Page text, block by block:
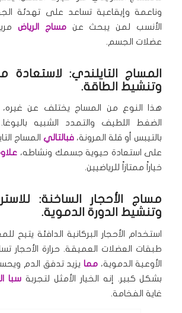
وناعمة وإيقاعية تساعد على تهدئة
الأنسب لمن يبحث عنمساج الرياض
عضلات الجسم.
المساج التايلندي: لاستعادة
وتنشيط الطاقة.
هذا النوع من المساج يختلف عن
الضغط اللطيف والتمدد الشبيه
بالتيبس أو قلة المرونة،فبالتالي المساج
على استعادة حيوية جسمك ونشاطه،
خياراً ممتازاً للرياضيين.
مساج الأحجار الساخنة:
وتنشيط الدورة الدموية.
استخدام الأحجار البركانية الدافئة يتيح
طبقات العضلات العميقة. حرارة الأحجار
الأوعية الدموية،مما يزيد تدفق الدم
بشكل كبير. إنه الخيار الأمثل لتجربة سبا
غاية الفخامة.